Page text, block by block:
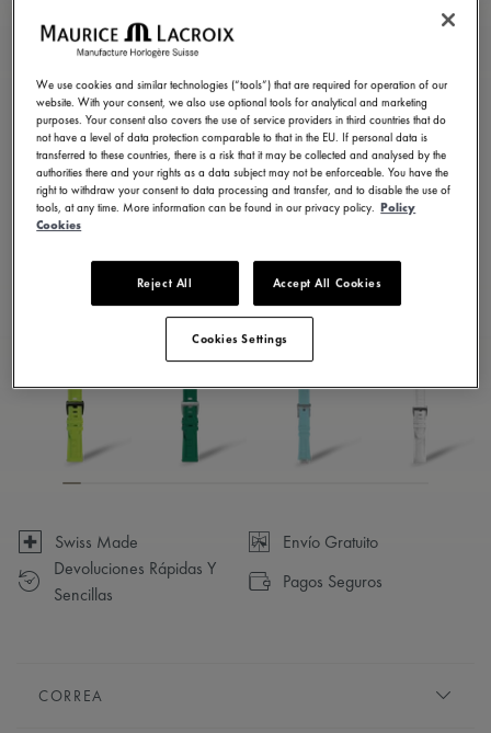
CORREA DE GOMA
NEGRA
ML822-005028
250,00 € IVA incl.
ENCONTRAR UNA TIENDA
Entrega en 5 - 6 días
Disponible en 23 variaciones
Swiss Made
Envío Gratuito
Devoluciones Rápidas Y
Sencillas
Pagos Seguros
CORREA
We use cookies and similar technologies (“tools”) that are required for operation of our
website. With your consent, we also use optional tools for analytical and marketing
purposes. Your consent also covers the use of service providers in third countries that do
not have a level of data protection comparable to that in the EU. If personal data is
transferred to these countries, there is a risk that it may be collected and analysed by the
authorities there and your rights as a data subject may not be enforceable. You have the
right to withdraw your consent to data processing and transfer, and to disable the use of
tools, at any time. More information can be found in our privacy policy. Policy
Cookies
Reject All Accept All Cookies
Cookies Settings